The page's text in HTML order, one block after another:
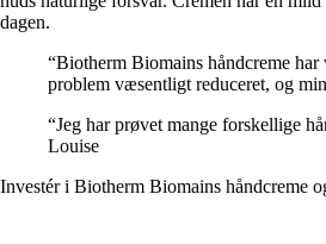
dagen.
“Biotherm Biomains håndcreme
problem væsentligt reduceret, og
“Jeg har prøvet mange forskellige
Louise
Investér i Biotherm Biomains håndcreme